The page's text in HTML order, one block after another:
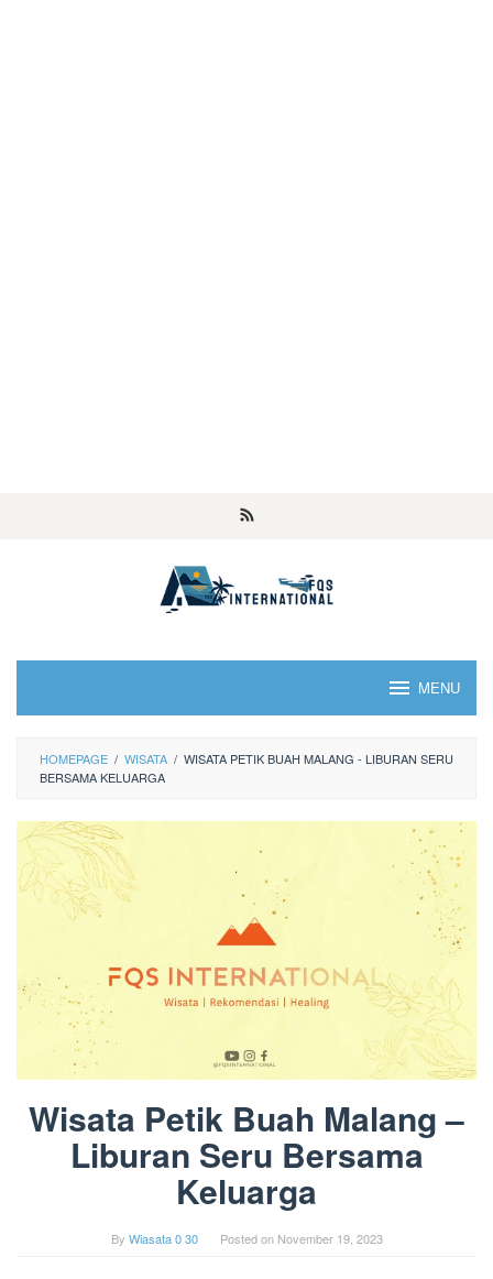
MENU
HOMEPAGE / WISATA / WISATA PETIK BUAH MALANG - LIBURAN SERU
BERSAMA KELUARGA
Wisata Petik Buah Malang –
Liburan Seru Bersama
Keluarga
By Wiasata 0 30 Posted on November 19, 2023